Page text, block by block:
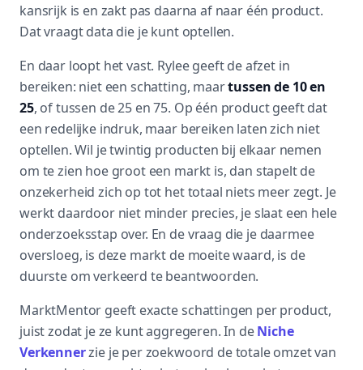
kansrijk is en zakt pas daarna af naar één product.
Dat vraagt data die je kunt optellen.
En daar loopt het vast. Rylee geeft de afzet in
bereiken: niet een schatting, maartussen de 10 en
25, of tussen de 25 en 75. Op één product geeft dat
een redelijke indruk, maar bereiken laten zich niet
optellen. Wil je twintig producten bij elkaar nemen
om te zien hoe groot een markt is, dan stapelt de
onzekerheid zich op tot het totaal niets meer zegt. Je
werkt daardoor niet minder precies, je slaat een hele
onderzoeksstap over. En de vraag die je daarmee
oversloeg, is deze markt de moeite waard, is de
duurste om verkeerd te beantwoorden.
MarktMentor geeft exacte schattingen per product,
juist zodat je ze kunt aggregeren. In deNiche
Verkennerzie je per zoekwoord de totale omzet van